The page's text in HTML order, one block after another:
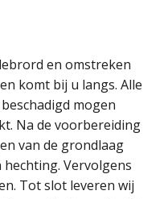
en omstreken
komt bij u langs. Alle
mogen
Na de voorbereiding
van de grondlaag
Vervolgens
Tot slot leveren wij